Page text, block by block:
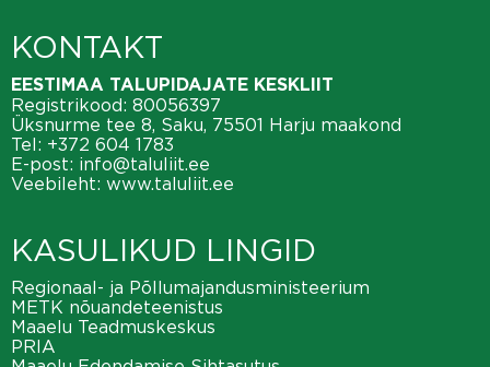
KONTAKT
EESTIMAA TALUPIDAJATE KESKLIIT
Registrikood: 80056397
Üksnurme tee 8, Saku, 75501 Harju maakond
Tel: +372 604 1783
E-post: info@taluliit.ee
Veebileht: www.taluliit.ee
KASULIKUD LINGID
Regionaal- ja Põllumajandusministeerium
METK nõuandeteenistus
Maaelu Teadmuskeskus
PRIA